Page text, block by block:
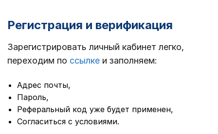
Регистрация и верификация
Зарегистрировать личный кабинет легко,
переходим по ссылке и заполняем:
Адрес почты,
Пароль,
Реферальный код уже будет применен,
Согласиться с условиями.